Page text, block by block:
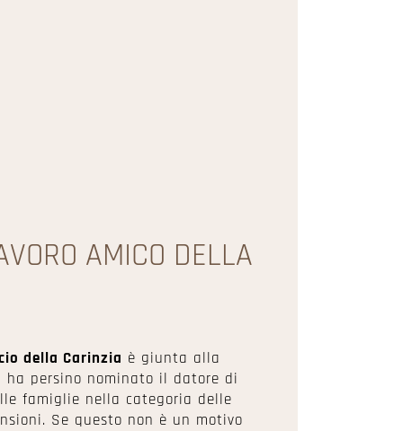
AMICO DELLA
della Carinzia è giunta alla
ha persino nominato il datore di
famiglie nella categoria delle
Se questo non è un motivo